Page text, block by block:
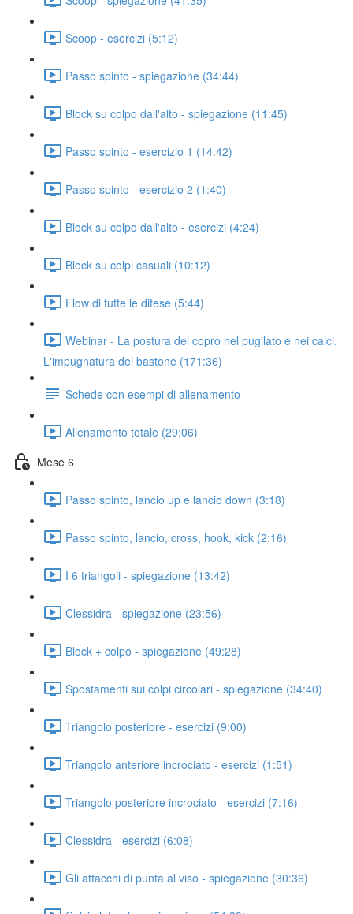
Scoop - esercizi (5:12)
Passo spinto - spiegazione (34:44)
Block su colpo dall'alto - spiegazione (11:45)
Passo spinto - esercizio 1 (14:42)
Passo spinto - esercizio 2 (1:40)
Block su colpo dall'alto - esercizi (4:24)
Block su colpi casuali (10:12)
Flow di tutte le difese (5:44)
Webinar - La postura del copro nel pugilato e nei calci.
L'impugnatura del bastone (171:36)
Schede con esempi di allenamento
Allenamento totale (29:06)
Mese 6
Passo spinto, lancio up e lancio down (3:18)
Passo spinto, lancio, cross, hook, kick (2:16)
I 6 triangoli - spiegazione (13:42)
Clessidra - spiegazione (23:56)
Block + colpo - spiegazione (49:28)
Spostamenti sui colpi circolari - spiegazione (34:40)
Triangolo posteriore - esercizi (9:00)
Triangolo anteriore incrociato - esercizi (1:51)
Triangolo posteriore incrociato - esercizi (7:16)
Clessidra - esercizi (6:08)
Gli attacchi di punta al viso - spiegazione (30:36)